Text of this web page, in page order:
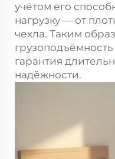
учётом его
нагрузку — от
чехла. Таким
гарантия
надёжности.